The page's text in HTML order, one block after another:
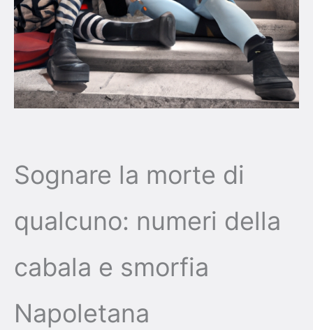
Sognare la morte di
qualcuno: numeri della
cabala e smorfia
Napoletana